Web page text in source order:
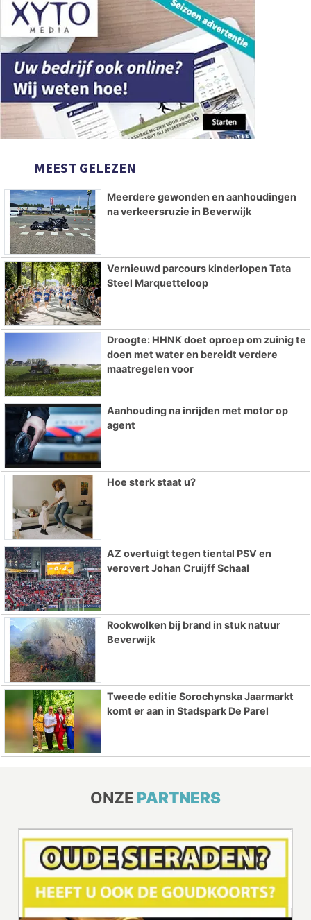
MEEST GELEZEN
Meerdere gewonden en aanhoudingen
na verkeersruzie in Beverwijk
Vernieuwd parcours kinderlopen Tata
Steel Marquetteloop
Droogte: HHNK doet oproep om zuinig te
doen met water en bereidt verdere
maatregelen voor
Aanhouding na inrijden met motor op
agent
Hoe sterk staat u?
AZ overtuigt tegen tiental PSV en
verovert Johan Cruijff Schaal
Rookwolken bij brand in stuk natuur
Beverwijk
Tweede editie Sorochynska Jaarmarkt
komt er aan in Stadspark De Parel
ONZE PARTNERS